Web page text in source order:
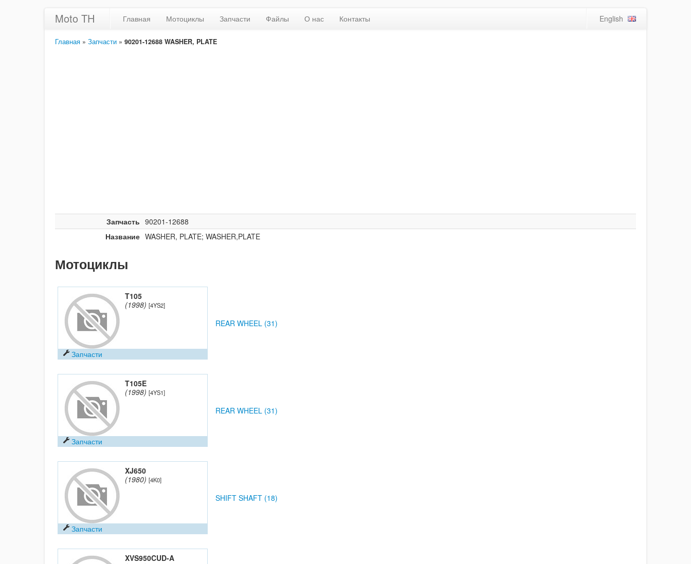
Moto TH Главная Мотоциклы Запчасти Файлы О нас Контакты English
Главная » Запчасти » 90201-12688 WASHER, PLATE
Запчасть 90201-12688
Название WASHER, PLATE; WASHER,PLATE
Мотоциклы
T105
(1998) [4YS2]
Запчасти
REAR WHEEL (31)
T105E
(1998) [4YS1]
Запчасти
REAR WHEEL (31)
XJ650
(1980) [4K0]
Запчасти
SHIFT SHAFT (18)
XVS950CUD-A